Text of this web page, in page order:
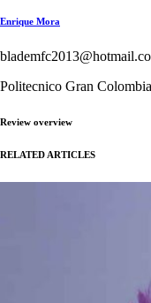
Enrique Mora
Politecnico Gran
Review overview
RELATED ARTICLES